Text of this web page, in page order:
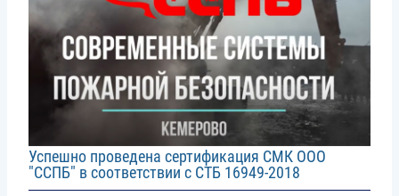
Успешно проведена сертификация СМК ООО
"ССПБ" в соответствии с СТБ 16949-2018